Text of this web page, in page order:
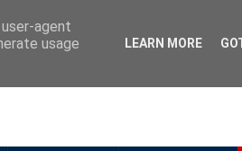
agent
usage
LEARN MORE